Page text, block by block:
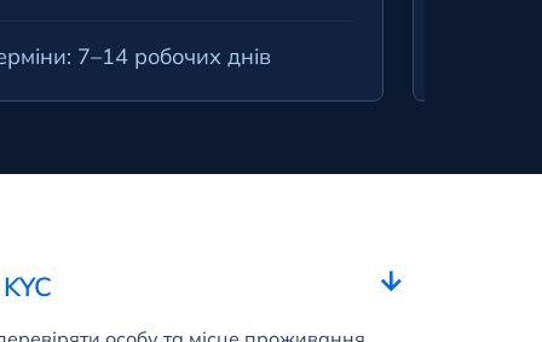
7–14 робочих днів